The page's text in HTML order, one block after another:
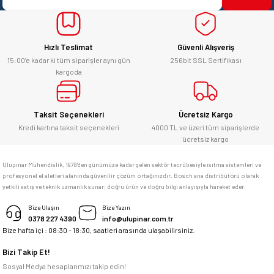
Bu ürüne benzer farklı alternatifler olmalı.
yücel çağatay uzun | 12/06/2026
Kesinlikle orjinal ürün, güvenerek
alabilirsiniz.
E... Ü... | 10/06/2026
Bosch marka alet alacaksam kesinlikle
adresim Ulupınar.com.tr
memnun kaldım
Deneyimini Paylaş
Hızlı Teslimat
15:00’e kadar ki tüm siparişler aynı gün
kargoda
Güvenli Alışveriş
256bit SSL Sertifikası
Taksit Seçenekleri
Kredi kartına taksit seçenekleri
Ücretsiz Kargo
4000 TL ve üzeri tüm siparişlerde
ücretsiz kargo
Ulupınar Mühendislik, 1978'den günümüze kadar gelen sektör tecrübesiyle ısıtma sistemleri ve
profesyonel el aletleri alanında güvenilir çözüm ortağınızdır. Bosch ana distribütörü olarak
yetkili satış ve teknik uzmanlık sunar; doğru ürün ve doğru bilgi anlayışıyla hareket eder.
Bize Ulaşın
0378 227 4390
Bize Yazın
info@ulupinar.com.tr
Bize hafta içi : 08:30 - 18:30, saatleri arasında ulaşabilirsiniz.
Bizi Takip Et!
Sosyal Medya hesaplarımızı takip edin!